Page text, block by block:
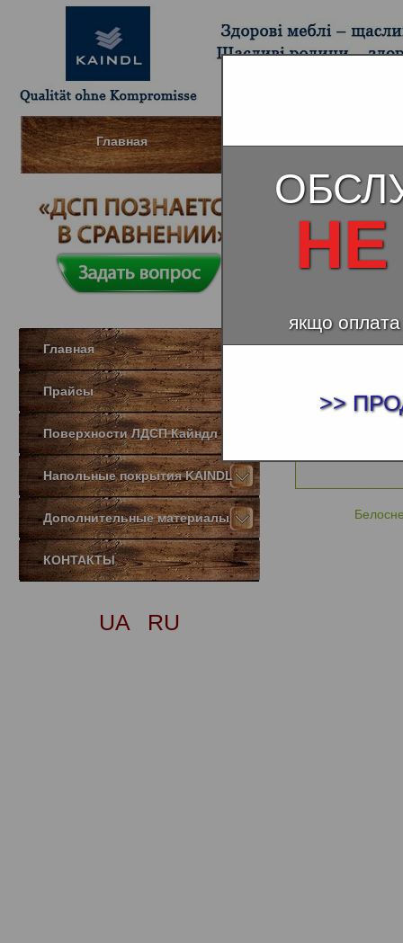
Главная
Главная
Прайсы
Поверхности ЛДСП Кайндл
Напольные покрытия KAINDL
Дополнительные материалы
КОНТАКТЫ
UA RU
якщо
>>